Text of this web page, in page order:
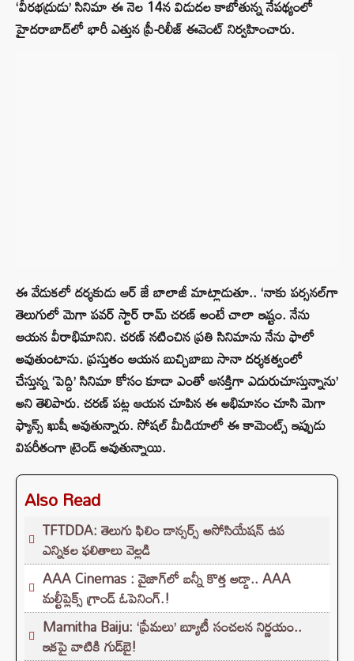
‘వీరభద్రుడు’ సినిమా ఈ నెల 14న విడుదల కాబోతున్న నేపథ్యంలో
హైదరాబాద్‌లో భారీ ఎత్తున ప్రీ-రిలీజ్ ఈవెంట్ నిర్వహించారు.
ఈ వేడుకలో దర్శకుడు ఆర్ జే బాలాజీ మాట్లాడుతూ.. ‘నాకు పర్సనల్‌గా
తెలుగులో మెగా పవర్ స్టార్ రామ్ చరణ్ అంటే చాలా ఇష్టం. నేను
ఆయన వీరాభిమానిని. చరణ్ నటించిన ప్రతి సినిమాను నేను ఫాలో
అవుతుంటాను. ప్రస్తుతం ఆయన బుచ్చిబాబు సానా దర్శకత్వంలో
చేస్తున్న ‘పెద్ది’ సినిమా కోసం కూడా ఎంతో ఆసక్తిగా ఎదురుచూస్తున్నాను’
అని తెలిపారు. చరణ్ పట్ల ఆయన చూపిన ఈ అభిమానం చూసి మెగా
ఫ్యాన్స్ ఖుషీ అవుతున్నారు. సోషల్ మీడియాలో ఈ కామెంట్స్ ఇప్పుడు
విపరీతంగా ట్రెండ్ అవుతున్నాయి.
Also Read
TFTDDA: తెలుగు ఫిలిం డాన్సర్స్ అసోసియేషన్ ఉప
ఎన్నికల ఫలితాలు వెల్లడి
AAA Cinemas : వైజాగ్‌లో బన్నీ కొత్త అడ్డా.. AAA
మల్టీప్లెక్స్ గ్రాండ్ ఓపెనింగ్.!
Mamitha Baiju: ‘ప్రేమలు’ బ్యూటీ సంచలన నిర్ణయం..
ఇకపై వాటికి గుడ్‌బై!